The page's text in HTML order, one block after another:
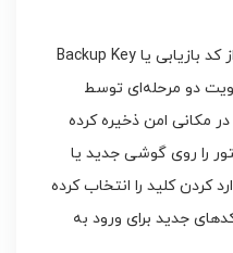
یکی از سریع‌ترین راه‌ها، استفاده از کد بازیابی یا Backup Key
دو مرحله‌ای توسط
مکانی امن ذخیره کرده
را روی گوشی جدید یا
کردن کلید را انتخاب کرده
جدید برای ورود به